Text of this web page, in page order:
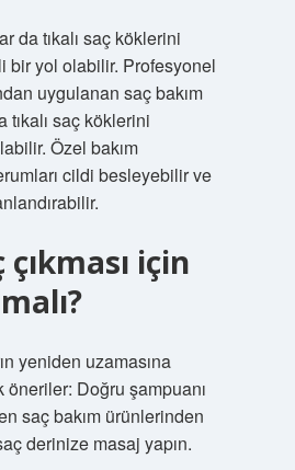
da tıkalı saç köklerini
bir yol olabilir. Profesyonel
uygulanan saç bakım
tıkalı saç köklerini
Özel bakım
cildi besleyebilir ve
için
yeniden uzamasına
öneriler: Doğru şampuanı
saç bakım ürünlerinden
derinize masaj yapın.